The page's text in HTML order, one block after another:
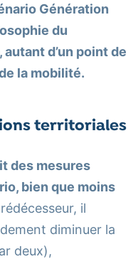
Génération
du
d’un point de
la mobilité.
territoriales
des mesures
bien que moins
il
diminuer la
deux),